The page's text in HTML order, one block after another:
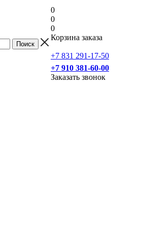
0
0
0
Корзина заказа
+7 831 291-17-50
+7 910 381-60-00
Заказать звонок